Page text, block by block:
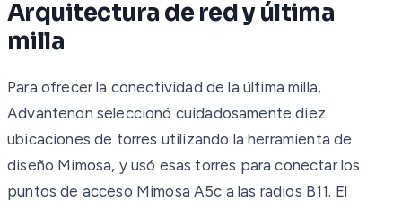
Arquitectura de red y última
milla
Para ofrecer la conectividad de la última milla,
Advantenon seleccionó cuidadosamente diez
ubicaciones de torres utilizando la herramienta de
diseño Mimosa, y usó esas torres para conectar los
puntos de acceso Mimosa A5c a las radios B11. El